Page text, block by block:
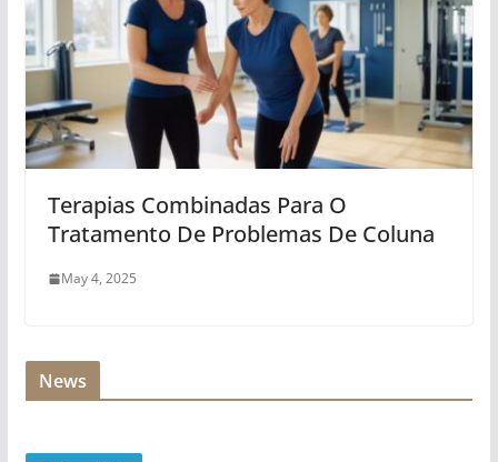
Terapias Combinadas Para O
Tratamento De Problemas De Coluna
May 4, 2025
News